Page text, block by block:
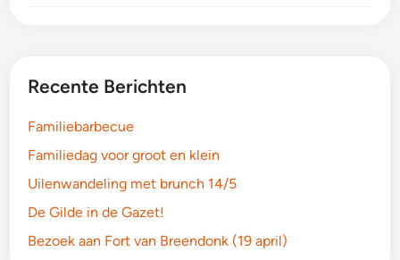
Recente Berichten
Familiebarbecue
Familiedag voor groot en klein
Uilenwandeling met brunch 14/5
De Gilde in de Gazet!
Bezoek aan Fort van Breendonk (19 april)